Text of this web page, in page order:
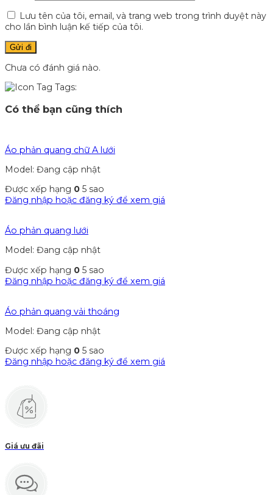
Lưu tên của tôi, email, và trang web trong trình duyệt này
cho lần bình luận kế tiếp của tôi.
Chưa có đánh giá nào.
Tags:
Có thể bạn cũng thích
Áo phản quang chữ A lưới
Model: Đang cập nhật
Được xếp hạng 0 5 sao
Đăng nhập hoặc đăng ký để xem giá
Áo phản quang lưới
Model: Đang cập nhật
Được xếp hạng 0 5 sao
Đăng nhập hoặc đăng ký để xem giá
Áo phản quang vải thoáng
Model: Đang cập nhật
Được xếp hạng 0 5 sao
Đăng nhập hoặc đăng ký để xem giá
Giá ưu đãi